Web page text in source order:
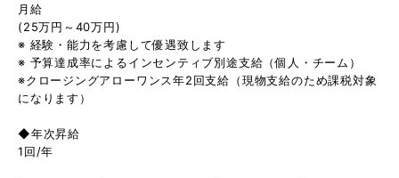
月給
(25万円～40万円)
※ 経験・能力を考慮して優遇致します
※ 予算達成率によるインセンティブ別途支給（個人・チーム）
※クロージングアローワンス年2回支給（現物支給のため課税対象
になります）
◆年次昇給
1回/年